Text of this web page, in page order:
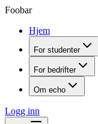
Foobar
Hjem
For studenter
For bedrifter
Om echo
Logg inn